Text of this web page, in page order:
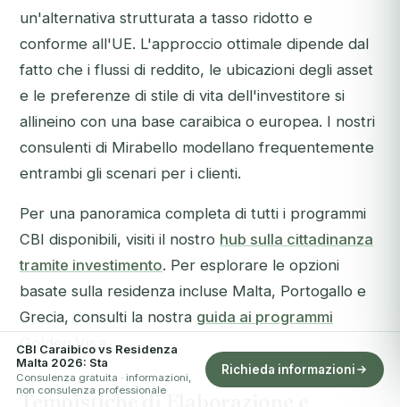
un'alternativa strutturata a tasso ridotto e
conforme all'UE. L'approccio ottimale dipende dal
fatto che i flussi di reddito, le ubicazioni degli asset
e le preferenze di stile di vita dell'investitore si
allineino con una base caraibica o europea. I nostri
consulenti di Mirabello modellano frequentemente
entrambi gli scenari per i clienti.
Per una panoramica completa di tutti i programmi
CBI disponibili, visiti il nostro hub sulla cittadinanza
tramite investimento. Per esplorare le opzioni
basate sulla residenza incluse Malta, Portogallo e
Grecia, consulti la nostra guida ai programmi
Golden Visa.
Tempistiche di Elaborazione e
CBI Caraibico vs Residenza
Malta 2026: Sta
Consulenza gratuita · informazioni,
non consulenza professionale
Richieda informazioni